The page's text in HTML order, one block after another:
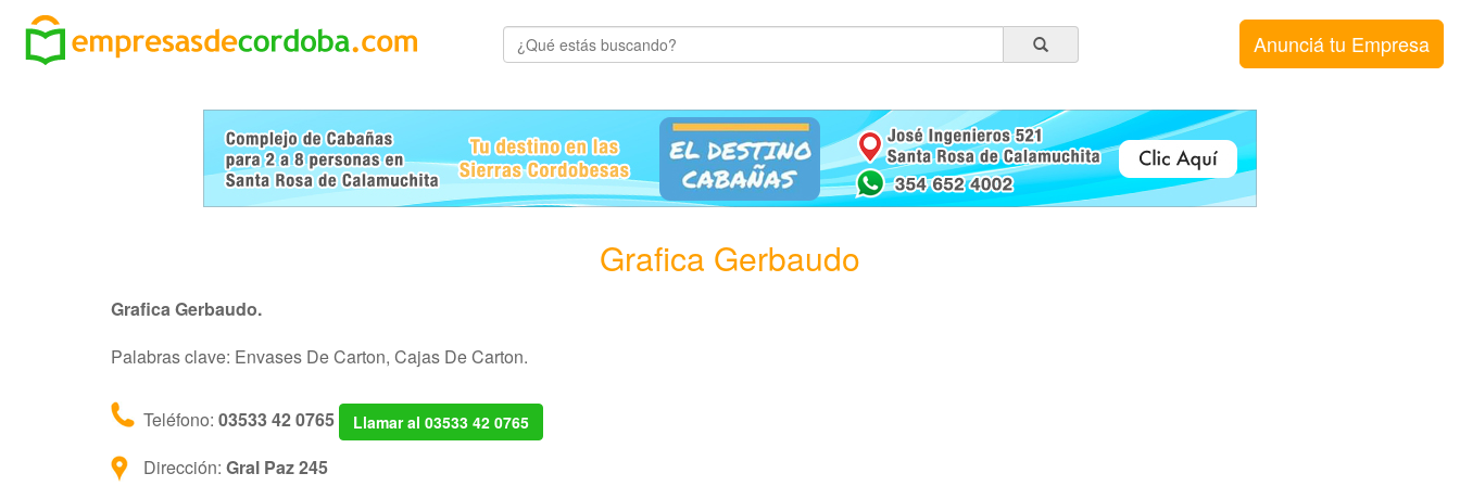
Anunciá tu Empresa
Grafica Gerbaudo
Grafica Gerbaudo.
Palabras clave: Envases De Carton, Cajas De Carton.
Teléfono: 03533 42 0765 Llamar al 03533 42 0765
Dirección: Gral Paz 245